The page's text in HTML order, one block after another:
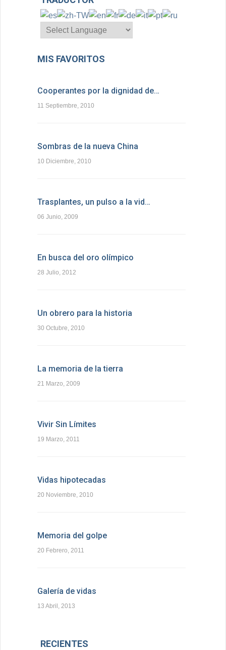
MIS FAVORITOS
Cooperantes por la dignidad de…
11 Septiembre, 2010
Sombras de la nueva China
10 Diciembre, 2010
Trasplantes, un pulso a la vid…
06 Junio, 2009
En busca del oro olímpico
28 Julio, 2012
Un obrero para la historia
30 Octubre, 2010
La memoria de la tierra
21 Marzo, 2009
Vivir Sin Límites
19 Marzo, 2011
Vidas hipotecadas
20 Noviembre, 2010
Memoria del golpe
20 Febrero, 2011
Galería de vidas
13 Abril, 2013
RECIENTES